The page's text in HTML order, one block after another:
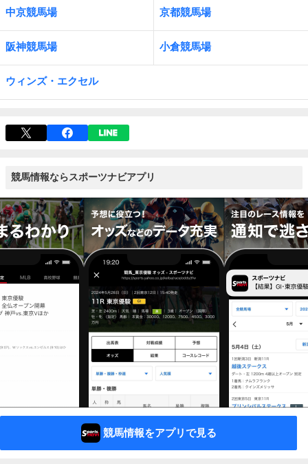
中京競馬場 京都競馬場
阪神競馬場 小倉競馬場
ウィンズ・エクセル
競馬情報ならスポーツナビアプリ
競馬情報をアプリで見る